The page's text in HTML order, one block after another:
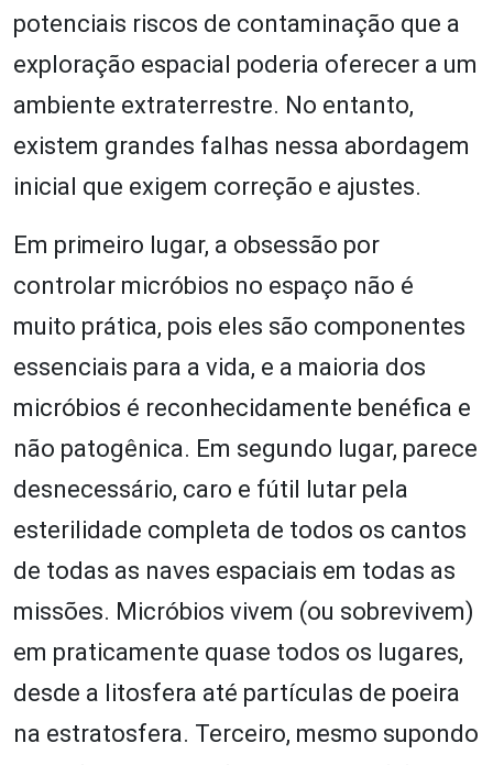
potenciais riscos de contaminação que a
exploração espacial poderia oferecer a um
ambiente extraterrestre. No entanto,
existem grandes falhas nessa abordagem
inicial que exigem correção e ajustes.
Em primeiro lugar, a obsessão por
controlar micróbios no espaço não é
muito prática, pois eles são componentes
essenciais para a vida, e a maioria dos
micróbios é reconhecidamente benéfica e
não patogênica. Em segundo lugar, parece
desnecessário, caro e fútil lutar pela
esterilidade completa de todos os cantos
de todas as naves espaciais em todas as
missões. Micróbios vivem (ou sobrevivem)
em praticamente quase todos os lugares,
desde a litosfera até partículas de poeira
na estratosfera. Terceiro, mesmo supondo